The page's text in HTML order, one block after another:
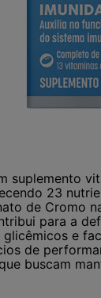
suplemento
23
de Cromo
para a
glicêmicos e
de
buscam